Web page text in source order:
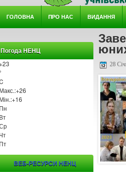
ГОЛОВНА ΠРО НАС ВИДАННЯ
Погода НЕНЦ
23
Макс.:+26
Мін.:+16
Пн
Вт
Чт
Пт
ВЕБ-РЕСУРСИ НЕНЦ
28